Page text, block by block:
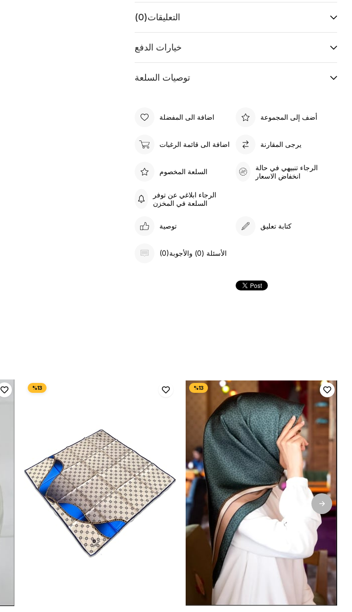
التعليقات(0)
خيارات الدفع
توصيات السلعة
اضافة الى المفضلة أضف إلى المجموعة
اضافة الى قائمة الرغبات يرجى المقارنة
السلعة المخصوم
الرجاء تنبيهي في حالة
انخفاض الاسعار
الرجاء ابلاغي عن توفر
السلعة في المخزن
توصية كتابة تعليق
(0)الأسئلة (0) والأجوبة